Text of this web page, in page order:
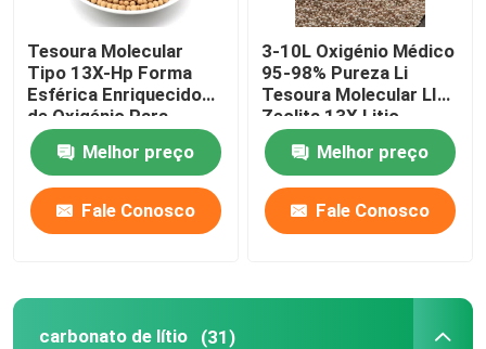
Tesoura Molecular
Tipo 13X-Hp Forma
Esférica Enriquecido
de Oxigénio Para
Medicina
Melhor preço
Fale Conosco
3-10L Oxigénio Médico
95-98% Pureza Li
Tesoura Molecular LIX
Zeolita 13X Litio
Zeolita Oxigénio Para
Concentrador de
Oxigénio
Melhor preço
Fale Conosco
carbonato de lítio (31)